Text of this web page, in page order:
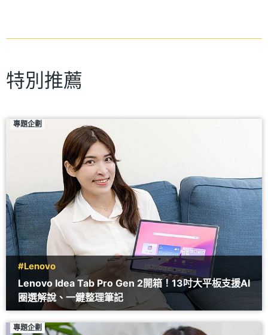
特別推薦
專題企劃
#Lenovo
Lenovo Idea Tab Pro Gen 2開箱！13吋大平板支援AI
圈選解說、一鍵整理筆記
專題企劃